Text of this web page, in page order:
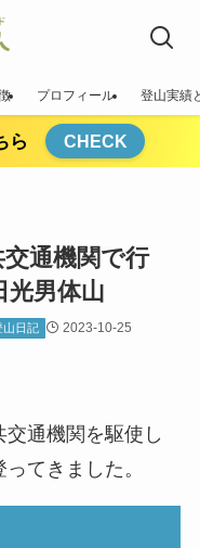
プロフィール 登山実績
ら CHECK
交通機関で行
男体山
山日記 2023-10-25
通機関を駆使し
てきました。